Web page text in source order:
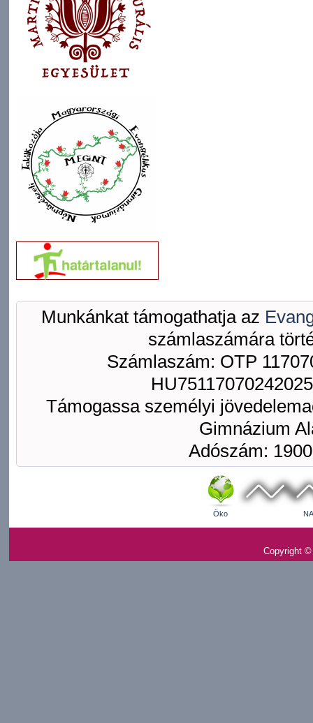
Munkánkat támogathatja az
számlaszámára
Számlaszám: OTP
Támogassa személyi
Gimnázium
Adószám:
Öko
Copyright